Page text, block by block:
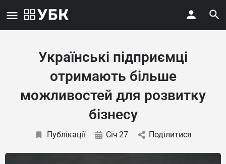
Українські підприємці
отримають більше
можливостей для розвитку
бізнесу
Публікації Січ 27 Поділитися